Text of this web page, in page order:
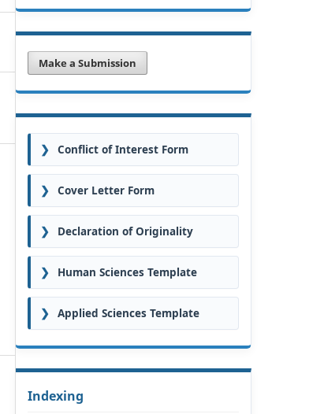
Make a Submission
❯ Conflict of Interest Form
❯ Cover Letter Form
❯ Declaration of Originality
❯ Human Sciences Template
❯ Applied Sciences Template
Indexing